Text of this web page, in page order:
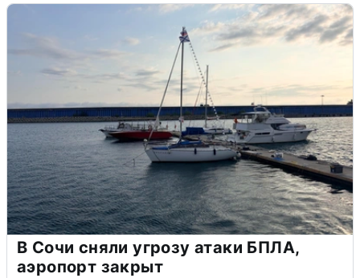
В Сочи сняли угрозу атаки БПЛА,
аэропорт закрыт